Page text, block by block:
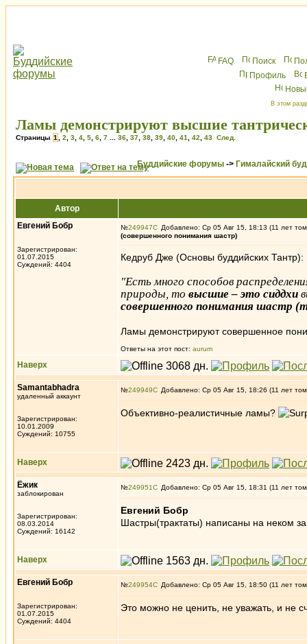
FAQ Поиск
Профиль
В этом
Ламы демонстрируют высшие
Страницы 1 2 3 4 5 6 7 36 37 38 39 40 41 42 43 След.
Буддийские форумы -> Гималайский
Автор
Евгений Бобр
Зарегистрирован:
01.07.2015
Суждений: 4404
№249947
Добавлено: Ср 05 Авг 15, 18:13 (11 лет
(совершенного понимания шастр)
Кедруб Дже (Основы буддийских Тантр):
"Есть много способов
природы, то высшие – это сиддхи
совершенного понимания шастр
Ламы демонстрируют совершенное
Ответы на этот пост: aurum
Наверх
Samantabhadra
удаленный аккаунт
Зарегистрирован:
10.01.2009
Суждений: 10755
№249949 Добавлено: Ср 05 Авг 15, 18:26 (11 лет
Объективно-реалистичные ламы?
Наверх
Ёжик
заблокирован
Зарегистрирован:
08.03.2014
Суждений: 16142
№249951 Добавлено: Ср 05 Авг 15, 18:31 (11 лет
Евгений Бобр
Шастры(трактаты) написаны на неком
Наверх
Евгений Бобр
Зарегистрирован:
01.07.2015
Суждений: 4404
№249954 Добавлено: Ср 05 Авг 15, 18:50 (11 лет
Это можно не ценить, не уважать, и не